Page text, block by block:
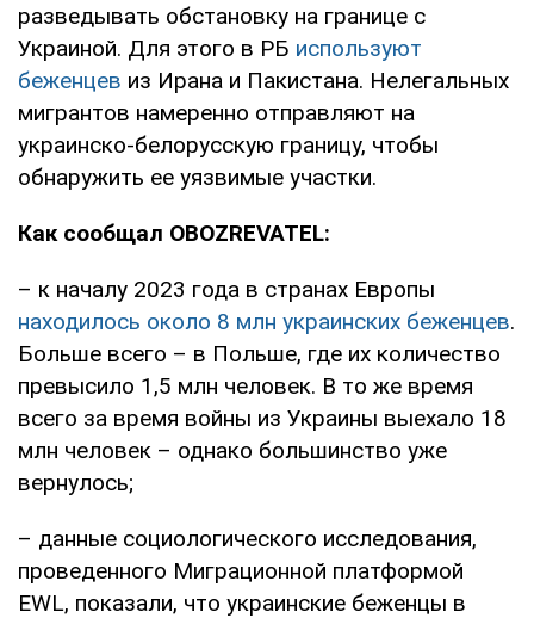
разведывать обстановку на границе с
Украиной. Для этого в РБ используют
беженцев из Ирана и Пакистана. Нелегальных
мигрантов намеренно отправляют на
украинско-белорусскую границу, чтобы
обнаружить ее уязвимые участки.
Как сообщал OBOZREVATEL:
– к началу 2023 года в странах Европы
находилось около 8 млн украинских беженцев.
Больше всего – в Польше, где их количество
превысило 1,5 млн человек. В то же время
всего за время войны из Украины выехало 18
млн человек – однако большинство уже
вернулось;
– данные социологического исследования,
проведенного Миграционной платформой
EWL, показали, что украинские беженцы в